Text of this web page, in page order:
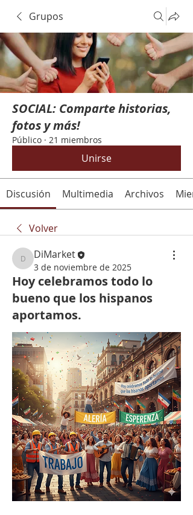
Grupos
SOCIAL: Comparte historias,
fotos y más!
Público · 21 miembros
Unirse
Discusión Multimedia Archivos
Volver
DiMarket
DiMarket
3 de noviembre de 2025
Hoy celebramos todo lo
bueno que los hispanos
aportamos.